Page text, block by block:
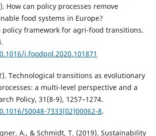
How can policy processes remove
food systems in Europe?
framework for agri-food transitions.
j.foodpol.2020.101871
Technological transitions as evolutionary
a multi-level perspective and a
Policy, 31(8-9), 1257–1274.
S0048-7333(02)00062-8.
A., & Schmidt, T. (2019). Sustainability